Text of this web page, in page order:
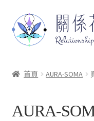
會員登入
首頁 AURA-SOMA
AURA-